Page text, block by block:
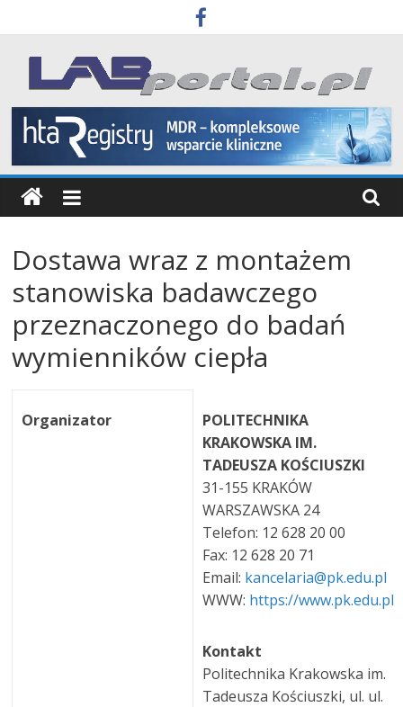
to
content
Labportal
Laboratoria
Aparatura
Badania
Dostawa wraz z montażem
stanowiska badawczego
przeznaczonego do badań
wymienników ciepła
Organizator
POLITECHNIKA
KRAKOWSKA IM.
TADEUSZA KOŚCIUSZKI
31-155 KRAKÓW
WARSZAWSKA 24
Telefon: 12 628 20 00
Fax: 12 628 20 71
Email: kancelaria@pk.edu.pl
WWW: https://www.pk.edu.pl
Kontakt
Politechnika Krakowska im.
Tadeusza Kościuszki, ul. ul.